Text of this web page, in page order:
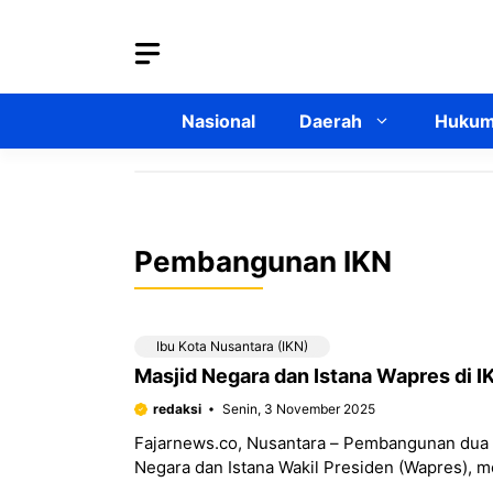
Nasional Daerah
Pembangunan IKN
Ibu Kota Nusantara (IKN)
Masjid Negara dan Istana Wapres di
redaksi Senin, 3 November 2025
Fajarnews.co, Nusantara – Pembangunan
Negara dan Istana Wakil Presiden (Wapres),